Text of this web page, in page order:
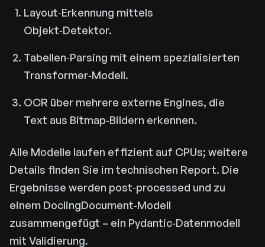
Layout‑Erkennung mittels
Objekt‑Detektor.
Tabellen‑Parsing mit einem spezialisierten
Transformer‑Modell.
OCR über mehrere externe Engines, die
Text aus Bitmap‑Bildern erkennen.
Alle Modelle laufen effizient auf CPUs; weitere
Details finden Sie im technischen Report. Die
Ergebnisse werden post‑processed und zu
einem DoclingDocument‑Modell
zusammengefügt – ein Pydantic‑Datenmodell
mit Validierung.